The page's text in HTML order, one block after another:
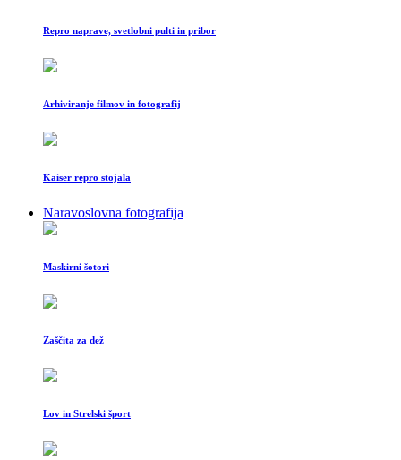
Repro naprave, svetlobni pulti in pribor
Arhiviranje filmov in fotografij
Kaiser repro stojala
Naravoslovna fotografija
Maskirni šotori
Zaščita za dež
Lov in Strelski šport